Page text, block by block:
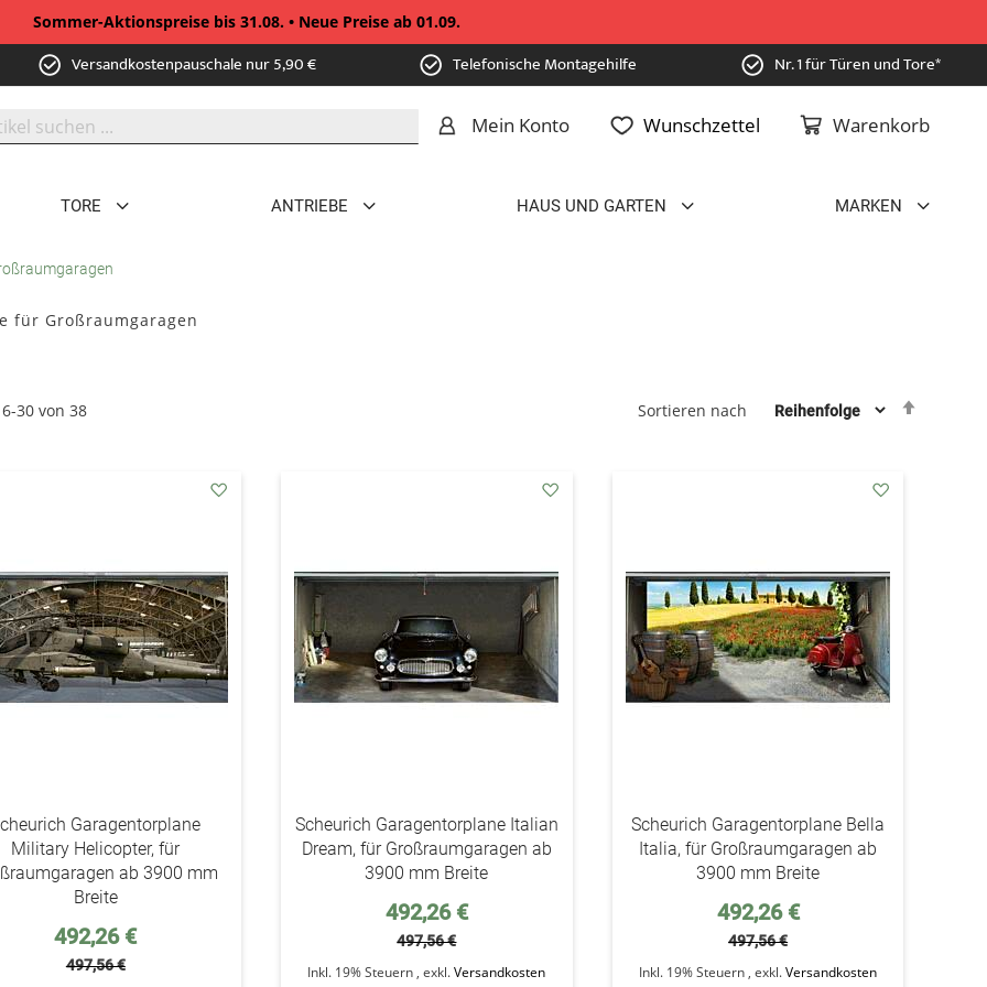
Sommer-Aktionspreise bis 31.08. • Neue Preise ab 01.09.
Versandkostenpauschale nur 5,90 € Telefonische Montagehilfe Nr. 1 für Türen und Tore*
Warenkorb
Mein Konto Wunschzettel
TORE ANTRIEBE HAUS UND GARTEN MARKEN
für Großraumgaragen
-30von 38 Sortieren nach
Garagentorplane
Military Helicopter, für
ab 3900 mm
Breite
Sonderpreis
492,26 €
497,56 €
Scheurich Garagentorplane Italian
Dream, für Großraumgaragen ab
3900 mm Breite
Sonderpreis
492,26 €
497,56 €
Inkl. 19% Steuern ,exkl.Versandkosten
Scheurich Garagentorplane Bella
Italia, für Großraumgaragen ab
3900 mm Breite
Sonderpreis
492,26 €
497,56 €
Inkl. 19% Steuern ,exkl.Versandkosten